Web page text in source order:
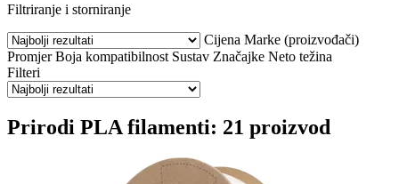
Filtriranje i storniranje
Cijena Marke (proizvođači)
Promjer Boja kompatibilnost Sustav Značajke Neto težina
Filteri
Prirodi PLA filamenti: 21 proizvod